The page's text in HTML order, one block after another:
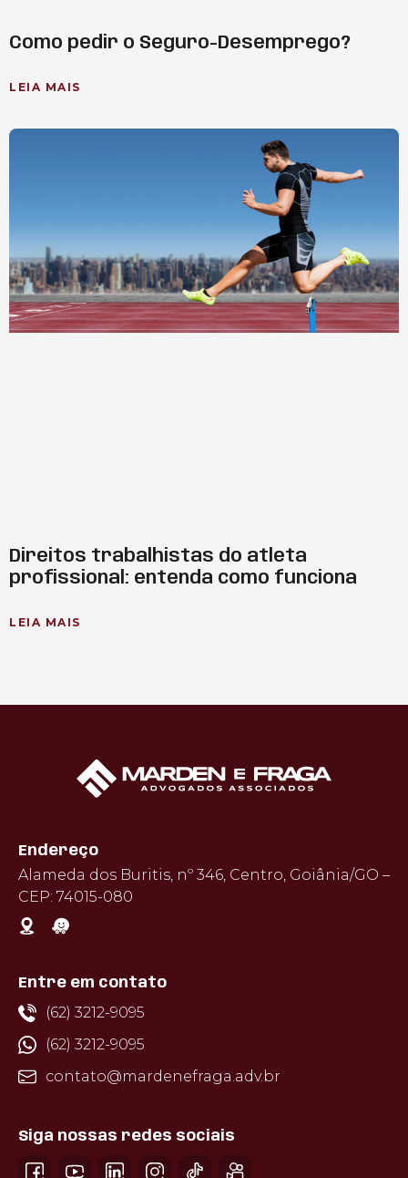
Como pedir o Seguro-Desemprego?
LEIA MAIS
Direitos trabalhistas do atleta
profissional: entenda como funciona
LEIA MAIS
Endereço
Alameda dos Buritis, nº 346, Centro, Goiânia/GO –
CEP: 74015-080
Entre em contato
(62) 3212-9095
(62) 3212-9095
contato@mardenefraga.adv.br
Siga nossas redes sociais